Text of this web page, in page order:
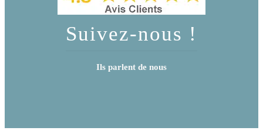
Suivez-nous !
Ils parlent de nous